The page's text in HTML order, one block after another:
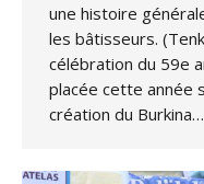
une histoire
les bâtisseurs.
célébration du 59e
placée cette année
création du Burkina…